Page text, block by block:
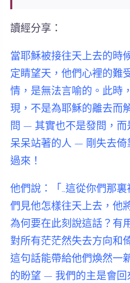
讀經分享：
當耶穌被接往天上去的時
定睛望天，他們心裡的難
情，是無法言喻的。此時
現，不是為耶穌的離去而
問 — 其實也不是發問，
呆呆站著的人 — 剛失去
過來！
他們說：「…這從你們那
們見他怎樣往天上去，他
為何要在此刻說這話？有
對所有茫茫然失去方向和
這句話能帶給他們煥然一
的盼望 — 我們的主是會